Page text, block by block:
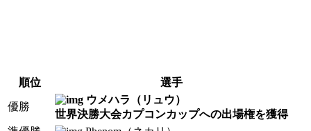
順位 選手
優勝
ウメハラ（リュウ）
世界決勝大会カプコンカップへの出場権を獲得